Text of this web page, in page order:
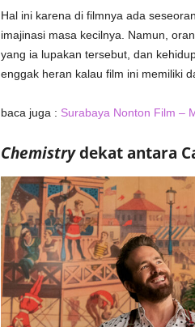
Hal ini karena di filmnya ada
imajinasi masa kecilnya. Namun,
yang ia lupakan tersebut, dan
enggak heran kalau film ini memiliki
baca juga : Surabaya Nonton Film –
Chemistrydekat antara